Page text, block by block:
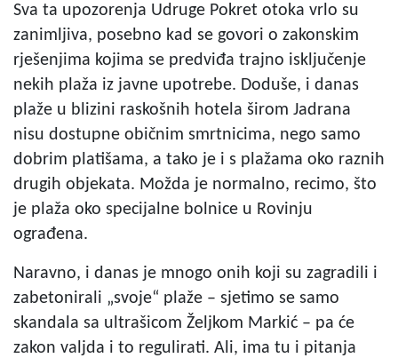
Sva ta upozorenja Udruge Pokret otoka vrlo su
zanimljiva, posebno kad se govori o zakonskim
rješenjima kojima se predviđa trajno isključenje
nekih plaža iz javne upotrebe. Doduše, i danas
plaže u blizini raskošnih hotela širom Jadrana
nisu dostupne običnim smrtnicima, nego samo
dobrim platišama, a tako je i s plažama oko raznih
drugih objekata. Možda je normalno, recimo, što
je plaža oko specijalne bolnice u Rovinju
ograđena.
Naravno, i danas je mnogo onih koji su zagradili i
zabetonirali „svoje“ plaže – sjetimo se samo
skandala sa ultrašicom Željkom Markić – pa će
zakon valjda i to regulirati. Ali, ima tu i pitanja